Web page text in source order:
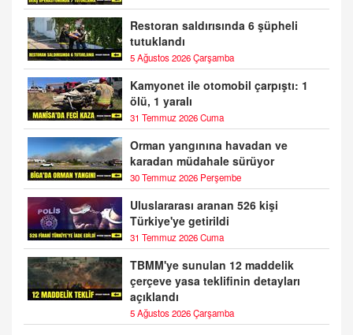
Restoran saldırısında 6 şüpheli
tutuklandı
5 Ağustos 2026 Çarşamba
Kamyonet ile otomobil çarpıştı: 1
ölü, 1 yaralı
31 Temmuz 2026 Cuma
Orman yangınına havadan ve
karadan müdahale sürüyor
30 Temmuz 2026 Perşembe
Uluslararası aranan 526 kişi
Türkiye'ye getirildi
31 Temmuz 2026 Cuma
TBMM'ye sunulan 12 maddelik
çerçeve yasa teklifinin detayları
açıklandı
5 Ağustos 2026 Çarşamba